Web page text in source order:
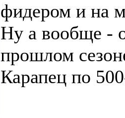
фидером и на
Ну а вообще -
прошлом
Карапец по